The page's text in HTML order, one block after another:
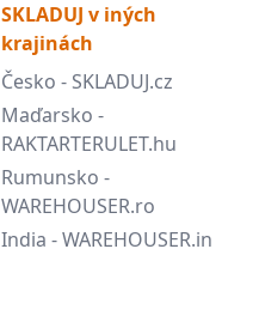
SKLADUJ v iných
krajinách
Česko - SKLADUJ.cz
Maďarsko -
RAKTARTERULET.hu
Rumunsko -
WAREHOUSER.ro
India - WAREHOUSER.in